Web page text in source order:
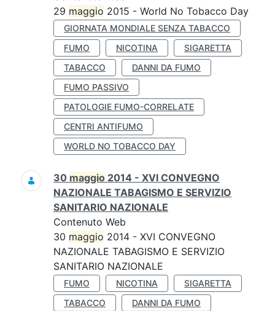
29 maggio 2015 - World No Tobacco Day
GIORNATA MONDIALE SENZA TABACCO
FUMO
NICOTINA
SIGARETTA
TABACCO
DANNI DA FUMO
FUMO PASSIVO
PATOLOGIE FUMO-CORRELATE
CENTRI ANTIFUMO
WORLD NO TOBACCO DAY
30 maggio 2014 - XVI CONVEGNO
NAZIONALE TABAGISMO E SERVIZIO
SANITARIO NAZIONALE
Contenuto Web
30 maggio 2014 - XVI CONVEGNO
NAZIONALE TABAGISMO E SERVIZIO
SANITARIO NAZIONALE
FUMO NICOTINA
SIGARETTA
TABACCO
DANNI DA FUMO